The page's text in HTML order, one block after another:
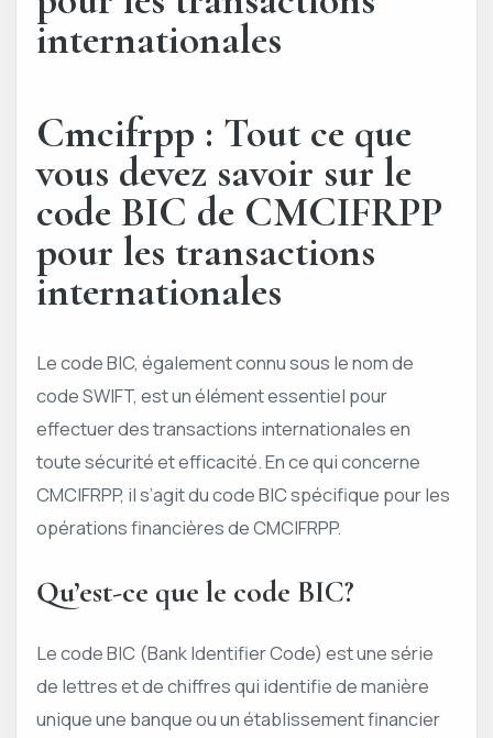
internationales
Cmcifrpp : Tout ce que
vous devez savoir sur le
code BIC de CMCIFRPP
pour les transactions
internationales
Le code BIC, également connu sous le nom de
code SWIFT, est un élément essentiel pour
effectuer des transactions internationales en
toute sécurité et efficacité. En ce qui concerne
CMCIFRPP, il s’agit du code BIC spécifique pour les
opérations financières de CMCIFRPP.
Qu’est-ce que le code BIC?
Le code BIC (Bank Identifier Code) est une série
de lettres et de chiffres qui identifie de manière
unique une banque ou un établissement financier